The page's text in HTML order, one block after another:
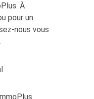
À
pour un
nous vous